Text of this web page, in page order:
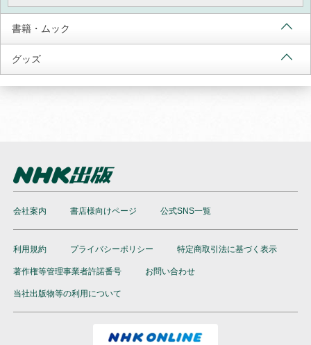
書籍・ムック
グッズ
会社案内 書店様向けページ 公式SNS一覧
利用規約 プライバシーポリシー 特定商取引法に基づく表示
著作権等管理事業者許諾番号 お問い合わせ
当社出版物等の利用について